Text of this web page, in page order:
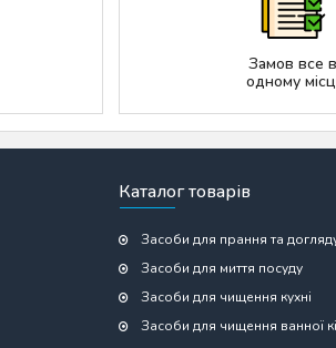
Замов все в
одному
Каталог товарів
Засоби для прання та
Засоби для миття посуду
Засоби для чищення кухні
Засоби для чищення ванної